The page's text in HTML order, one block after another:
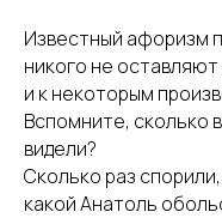
Известный афоризм
никого не
и к некоторым
Вспомните, сколько
видели?
Сколько раз
какой Анатоль